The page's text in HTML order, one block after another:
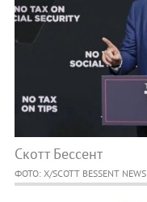
Скотт Бессент
ФОТО: Х/SCOTT BESSENT NEWS